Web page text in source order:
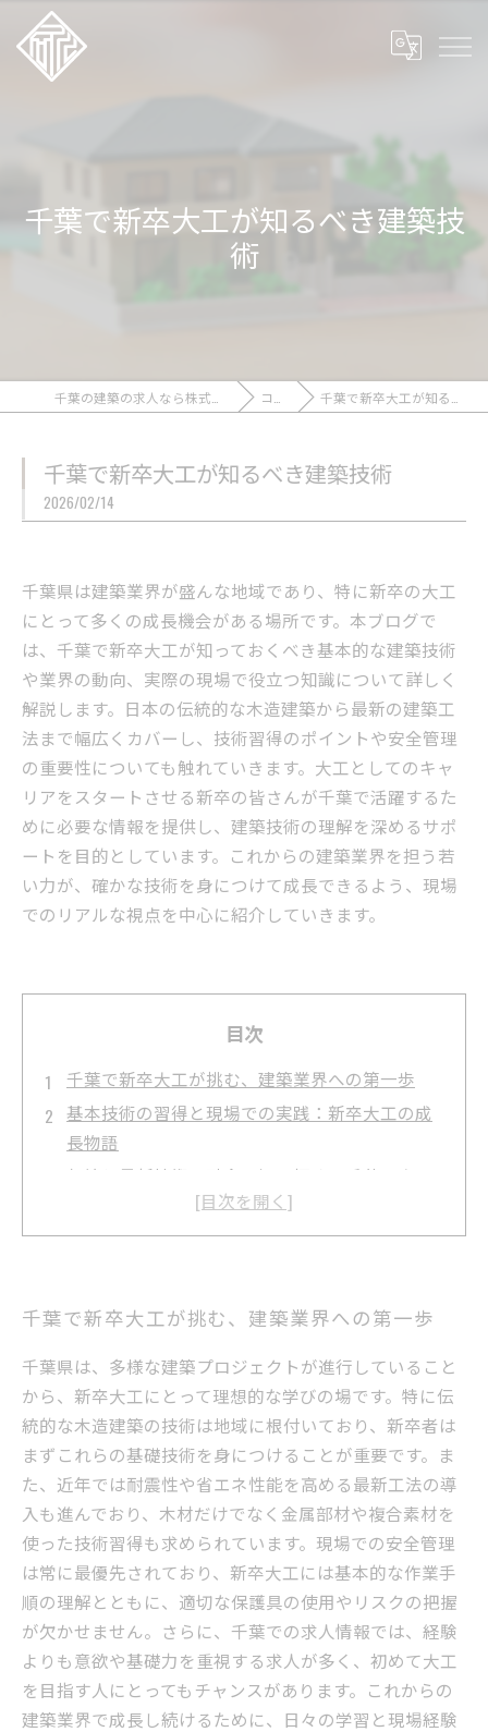
千葉で新卒大工が知るべき建築技
術
コラム 千葉で新卒大工が知るべき建築技術
千葉で新卒大工が知るべき建築技術
2026/02/14
千葉県は建築業界が盛んな地域であり、特に新卒の大工
にとって多くの成長機会がある場所です。本ブログで
は、千葉で新卒大工が知っておくべき基本的な建築技術
や業界の動向、実際の現場で役立つ知識について詳しく
解説します。日本の伝統的な木造建築から最新の建築工
法まで幅広くカバーし、技術習得のポイントや安全管理
の重要性についても触れていきます。大工としてのキャ
リアをスタートさせる新卒の皆さんが千葉で活躍するた
めに必要な情報を提供し、建築技術の理解を深めるサポ
ートを目的としています。これからの建築業界を担う若
い力が、確かな技術を身につけて成長できるよう、現場
でのリアルな視点を中心に紹介していきます。
目次
千葉で新卒大工が挑む、建築業界への第一歩
基本技術の習得と現場での実践：新卒大工の成
長物語
伝統と最新技術の融合で切り拓く、千葉の大工
安全管理の重要性を知り、信頼される大工へと
う若手の姿
新卒大工求人の現状と千葉でキャリアを築く秘
訣
千葉の建築技術を知り、確かな未来をつくる新
卒大工の道
千葉で新卒大工が挑む、建築業界への第一歩
千葉県は、多様な建築プロジェクトが進行していること
から、新卒大工にとって理想的な学びの場です。特に伝
統的な木造建築の技術は地域に根付いており、新卒者は
まずこれらの基礎技術を身につけることが重要です。ま
た、近年では耐震性や省エネ性能を高める最新工法の導
入も進んでおり、木材だけでなく金属部材や複合素材を
使った技術習得も求められています。現場での安全管理
は常に最優先されており、新卒大工には基本的な作業手
順の理解とともに、適切な保護具の使用やリスクの把握
が欠かせません。さらに、千葉での求人情報では、経験
よりも意欲や基礎力を重視する求人が多く、初めて大工
を目指す人にとってもチャンスがあります。これからの
建築業界で成長し続けるために、日々の学習と現場経験